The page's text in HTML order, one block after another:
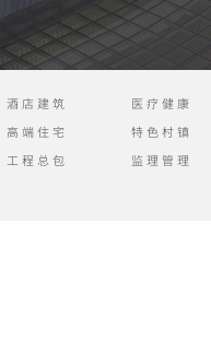
酒店建筑 医疗健康
高端住宅 特色村镇
工程总包 监理管理